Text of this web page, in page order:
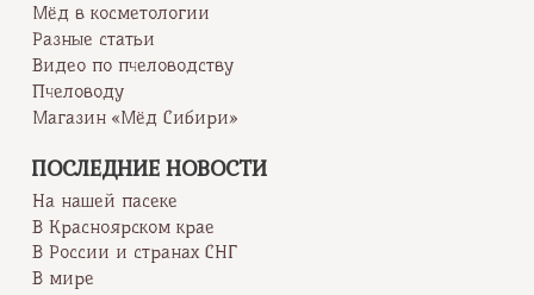
Мёд в косметологии
Разные статьи
Видео по пчеловодству
Пчеловоду
Магазин «Мёд Сибири»
ПОСЛЕДНИЕ НОВОСТИ
На нашей пасеке
В Красноярском крае
В России и странах СНГ
В мире